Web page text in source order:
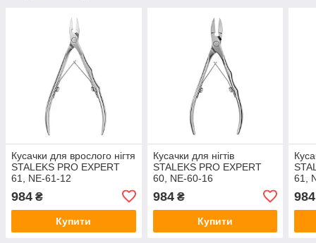
Кусачки для врослого нігтя
STALEKS PRO EXPERT
61, NE-61-12
984 ₴
Купити
Кусачки для нігтів
STALEKS PRO EXPERT
60, NE-60-16
984₴
Купити
61,
984